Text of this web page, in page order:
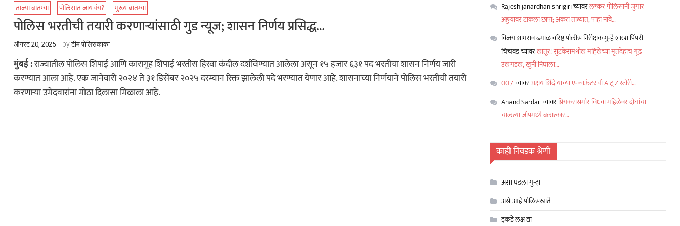
ताज्या बातम्या पोलिसात जायचंय? मुख्य बातम्या
पोलिस भरतीची तयारी करणाऱ्यांसाठी गुड न्यूज; शासन निर्णय प्रसिद्ध…
ऑगस्ट 20, 2025 byटीम पोलिसकाका
मुंबई :राज्यातील पोलिस शिपाई आणि कारागृह शिपाई भरतीस हिरवा कंदील दर्शविण्यात आलेला असून १५ हजार ६३१ पद भरतीचा शासन निर्णय जारी
करण्यात आला आहे. एक जानेवारी २०२४ ते ३१ डिसेंबर २०२५ दरम्यान रिक्त झालेली पदे भरण्यात येणार आहे. शासनाच्या निर्णयाने पोलिस भरतीची तयारी
करणाऱ्या उमेदवारांना मोठा दिलासा मिळाला आहे.
Rajesh janardhan shrigiriच्यावरलष्कर पोलिसांनी जुगार
अड्डयावर टाकला छापा; अकरा ताब्यात, पाहा नावे…
विजय शामराव ढमाळ वरिष्ठ पोलीस निरीक्षक गुन्हे शाखा पिंपरी
चिंचवडच्यावरलातूर! सुटकेसमधील महिलेच्या मृतदेहाचं गूढ
उलगडलं, खुनी निघाला…
007च्यावरअक्षय शिंदे याच्या एन्काऊंटरची A टू Z स्टोरी…
Anand Sardarच्यावरप्रियकरासमोर विधवा महिलेवर दोघांचा
चालत्या जीपमध्ये बलात्कार…
काही निवडक श्रेणी
असा घडला गुन्हा
असे आहे पोलिसखाते
इकडे लक्ष द्या